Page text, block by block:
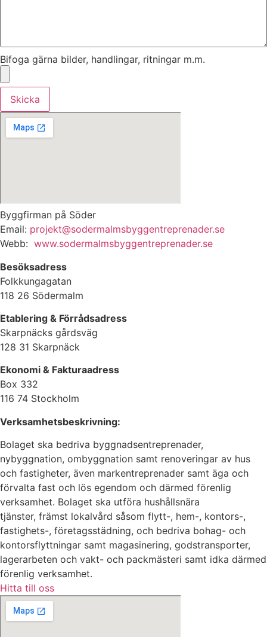
Bifoga gärna bilder, handlingar, ritningar m.m.
Skicka
Byggfirman på Söder
Email: projekt@sodermalmsbyggentreprenader.se
Webb: www.sodermalmsbyggentreprenader.se
Besöksadress
Folkkungagatan
118 26 Södermalm
Etablering & Förrådsadress
Skarpnäcks gårdsväg
128 31 Skarpnäck
Ekonomi & Fakturaadress
Box 332
116 74 Stockholm
Verksamhetsbeskrivning:
Bolaget ska bedriva byggnadsentreprenader,
nybyggnation, ombyggnation samt renoveringar av hus
och fastigheter, även markentreprenader samt äga och
förvalta fast och lös egendom och därmed förenlig
verksamhet. Bolaget ska utföra hushållsnära
tjänster, främst lokalvård såsom flytt-, hem-, kontors-,
fastighets-, företagsstädning, och bedriva bohag- och
kontorsflyttningar samt magasinering, godstransporter,
lagerarbeten och vakt- och packmästeri samt idka därmed
förenlig verksamhet.
Hitta till oss